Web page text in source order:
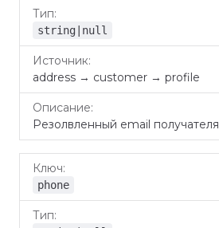
string|null
address → customer → profile
Резолвленный email получателя
phone